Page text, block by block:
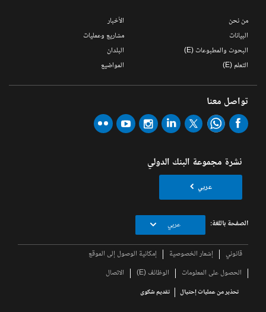
من نحن
البيانات
البحوث والمطبوعات (E)
التعلم (E)
الأخبار
مشاريع وعمليات
البلدان
المواضيع
تواصل معنا
نشرة مجموعة البنك الدولي
عربي
الصفحة باللغة: عربي
قانوني إشعار الخصوصية
إمكانية الوصول إلى الموقع
الحصول على المعلومات
الوظائف (E) الاتصال
تحذير من عمليات إحتيال تقديم شكوى